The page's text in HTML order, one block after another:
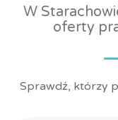
W
oferty
Sprawdź, którzy